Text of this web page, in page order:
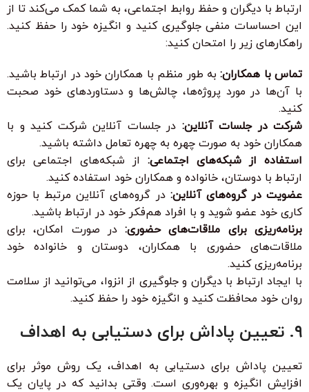
ارتباط با دیگران و حفظ روابط اجتماعی، به شما کمک می‌کند تا از
این احساسات منفی جلوگیری کنید و انگیزه خود را حفظ کنید.
راهکارهای زیر را امتحان کنید:
تماس با همکاران:به طور منظم با همکاران خود در ارتباط باشید.
با آن‌ها در مورد پروژه‌ها، چالش‌ها و دستاوردهای خود صحبت
کنید.
شرکت در جلسات آنلاین: در جلسات آنلاین شرکت کنید و با
همکاران خود به صورت چهره به چهره تعامل داشته باشید.
استفاده از شبکه‌های اجتماعی: از شبکه‌های اجتماعی برای
ارتباط با دوستان، خانواده و همکاران خود استفاده کنید.
عضویت در گروه‌های آنلاین: در گروه‌های آنلاین مرتبط با حوزه
کاری خود عضو شوید و با افراد هم‌فکر خود در ارتباط باشید.
برنامه‌ریزی برای ملاقات‌های حضوری:در صورت امکان، برای
ملاقات‌های حضوری با همکاران، دوستان و خانواده خود
برنامه‌ریزی کنید.
با ایجاد ارتباط با دیگران و جلوگیری از انزوا، می‌توانید از سلامت
روان خود محافظت کنید و انگیزه خود را حفظ کنید.
۹. تعیین پاداش برای دستیابی به اهداف
تعیین پاداش برای دستیابی به اهداف، یک روش موثر برای
افزایش انگیزه و بهره‌وری است. وقتی بدانید که در پایان یک